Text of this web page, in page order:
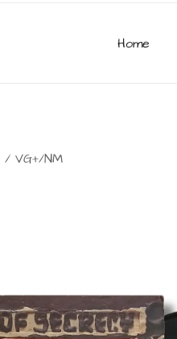
Home
/ VG+/NM